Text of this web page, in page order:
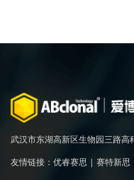
武汉市东湖高新区生物园三路
友情链接： 优睿赛思 | 赛特新思